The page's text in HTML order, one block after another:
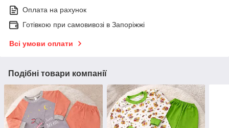
Оплата на рахунок
Готівкою при самовивозі в Запоріжжі
Всі умови оплати
Подібні товари компанії